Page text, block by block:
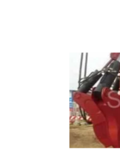
COMPANY
SITEMAP
ΠΟΛΙΤΙΚΉ